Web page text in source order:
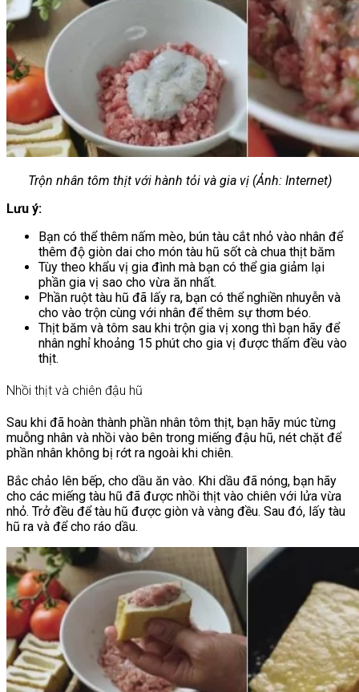
Trộn nhân tôm thịt với hành tỏi và gia vị (Ảnh: Internet)
Lưu ý:
Bạn có thể thêm nấm mèo, bún tàu cắt nhỏ vào nhân để
thêm độ giòn dai cho món tàu hũ sốt cà chua thịt băm
Tùy theo khẩu vị gia đình mà bạn có thể gia giảm lại
phần gia vị sao cho vừa ăn nhất.
Phần ruột tàu hũ đã lấy ra, bạn có thể nghiền nhuyễn và
cho vào trộn cùng với nhân để thêm sự thơm béo.
Thịt băm và tôm sau khi trộn gia vị xong thì bạn hãy để
nhân nghỉ khoảng 15 phút cho gia vị được thấm đều vào
thịt.
Nhồi thịt và chiên đậu hũ
Sau khi đã hoàn thành phần nhân tôm thịt, bạn hãy múc từng
muỗng nhân và nhồi vào bên trong miếng đậu hũ, nét chặt để
phần nhân không bị rớt ra ngoài khi chiên.
Bắc chảo lên bếp, cho dầu ăn vào. Khi dầu đã nóng, bạn hãy
cho các miếng tàu hũ đã được nhồi thịt vào chiên với lửa vừa
nhỏ. Trở đều để tàu hũ được giòn và vàng đều. Sau đó, lấy tàu
hũ ra và để cho ráo dầu.